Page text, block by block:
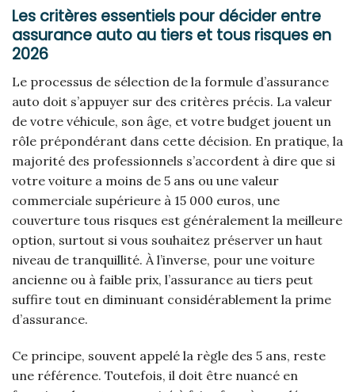
Les critères essentiels pour décider entre
assurance auto au tiers et tous risques en
2026
Le processus de sélection de la formule d’assurance
auto doit s’appuyer sur des critères précis. La valeur
de votre véhicule, son âge, et votre budget jouent un
rôle prépondérant dans cette décision. En pratique, la
majorité des professionnels s’accordent à dire que si
votre voiture a moins de 5 ans ou une valeur
commerciale supérieure à 15 000 euros, une
couverture tous risques est généralement la meilleure
option, surtout si vous souhaitez préserver un haut
niveau de tranquillité. À l’inverse, pour une voiture
ancienne ou à faible prix, l’assurance au tiers peut
suffire tout en diminuant considérablement la prime
d’assurance.
Ce principe, souvent appelé la règle des 5 ans, reste
une référence. Toutefois, il doit être nuancé en